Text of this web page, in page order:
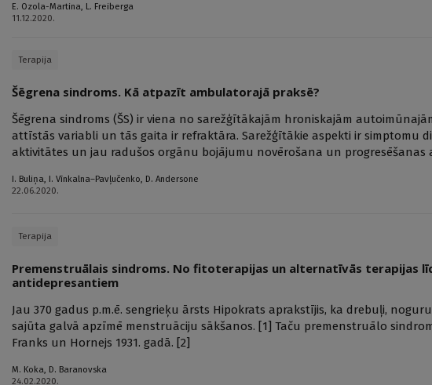
E. Ozola-Martina, L. Freiberga
11.12.2020.
Terapija
Šēgrena sindroms. Kā atpazīt ambulatorajā praksē?
Šēgrena sindroms (ŠS) ir viena no sarežģītākajām hroniskajām
attīstās variabli un tās gaita ir refraktāra. Sarežģītākie aspekti ir simptomu
aktivitātes un jau radušos orgānu bojājumu novērošana un progresēšanas
I. Buliņa, I. Vīnkalna–Pavļučenko, D. Andersone
22.06.2020.
Terapija
Premenstruālais sindroms. No fitoterapijas un alternatīvās terapijas
antidepresantiem
Jau 370 gadus p.m.ē. sengrieķu ārsts Hipokrats aprakstījis, ka drebuļi,
sajūta galvā apzīmē menstruāciju sākšanos. [1] Taču premenstruālo
Franks un Hornejs 1931. gadā. [2]
M. Koka, D. Baranovska
24.02.2020.